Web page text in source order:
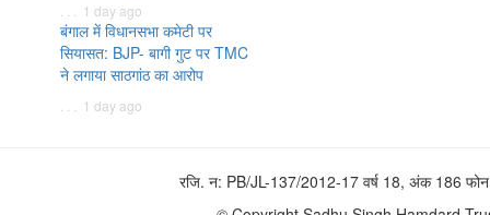
. . . 1 day ago
बंगाल में विधानसभा कमेटी पर
सियासत: BJP- बागी गुट पर TMC
ने लगाया साठगांठ का आरोप
. . . 1 day ago
रजि. न: PB/JL-137/2012-17 वर्ष 18, अंक 186